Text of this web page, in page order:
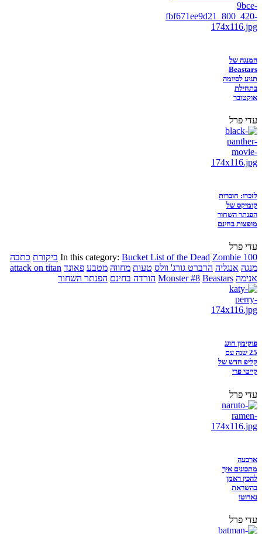
המנגה של
Beastars
תגיע לסיומה
בתחילת
אוקטובר
עדי פרל
לזכרו: חוברות
קומיקס של
הפנתר השחור
מופצות בחינם
עדי פרל
In this category: Bucket List of the Dead Zombie 100 ביקורת כתבה
מנגה אנגליה הרברט גורג' וולס טעות מחווה מטבע פאונד attack on titan
אנימה
Monster #8 Beastars הורדה בחינם הפנתר השחור
פוקימון חוגג
25 שנה עם
קליפ חדש של
קייטי פרי
עדי פרל
ארבעה
מתכונים איך
להכין ראמן
בהשראת
נארוטו
עדי פרל